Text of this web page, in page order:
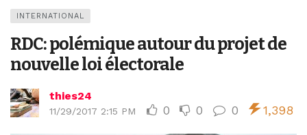
INTERNATIONAL
RDC: polémique autour du projet de
nouvelle loi électorale
thies24
11/29/2017 2:15 PM 0 0 0 1,398